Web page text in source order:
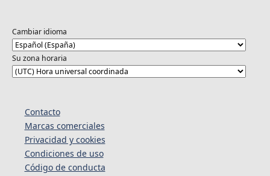
Cambiar idioma
Su zona horaria
Contacto
Marcas comerciales
Privacidad y cookies
Condiciones de uso
Código de conducta